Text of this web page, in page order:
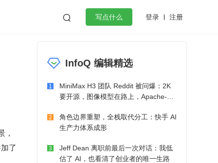
 写点什么 登录 注册
微服务架构 flutter
，
了
InfoQ 编辑精选
1
MiniMax H3 团队 Reddit 被问爆：2K
要开源，图像模型在路上，Apache-2.0
2
角色边界重塑，全栈取代分工：快手 AI
生产力体系成形
3
Jeff Dean 离职前最后一次对话：我低
估了 AI，也看清了创业者的唯一生路